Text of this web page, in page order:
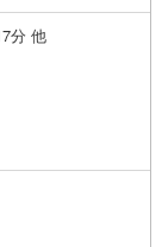
分 他